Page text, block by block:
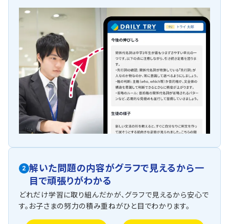
2 解いた問題の内容がグラフで見えるから一
目で頑張りがわかる
どれだけ学習に取り組んだかが、グラフで見えるから安心で
す。お子さまの努力の積み重ねがひと目でわかります。